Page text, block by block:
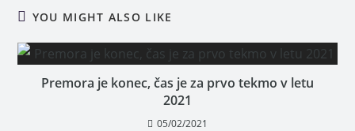
YOU MIGHT ALSO LIKE
Premora je konec, čas je za prvo tekmo v letu
2021
05/02/2021